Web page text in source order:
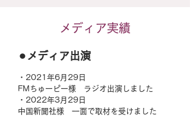
メディア実績
⚫︎メディア出演
・2021年6月29日
FMちゅーピー様 ラジオ出演しました
・2022年3月29日
中国新聞社様 一面で取材を受けました